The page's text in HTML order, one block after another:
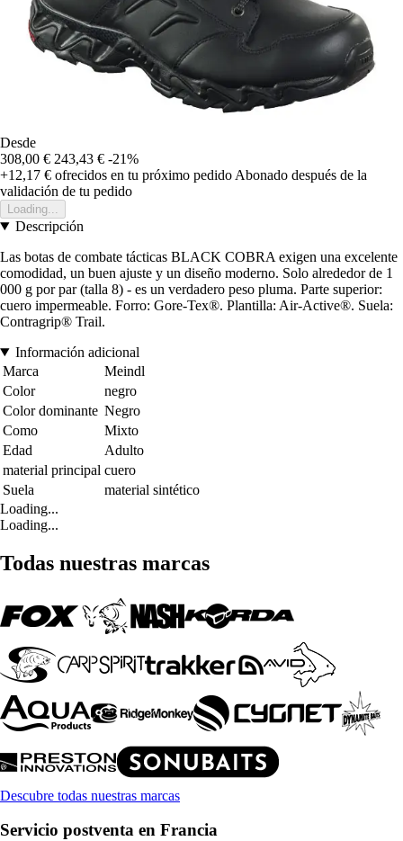
Desde
308,00 € 243,43 € -21%
+12,17 € ofrecidos en tu próximo pedido Abonado después de la
validación de tu pedido
Loading...
Descripción
Las botas de combate tácticas BLACK COBRA exigen una excelente
comodidad, un buen ajuste y un diseño moderno. Solo alrededor de 1
000 g por par (talla 8) - es un verdadero peso pluma. Parte superior:
cuero impermeable. Forro: Gore-Tex®. Plantilla: Air-Active®. Suela:
Contragrip® Trail.
Información adicional
Marca
Meindl
Color
negro
Color dominante Negro
Como
Mixto
Edad
Adulto
material principal cuero
Suela
material sintético
Loading...
Loading...
Todas nuestras marcas
Descubre todas nuestras marcas
Servicio postventa en Francia